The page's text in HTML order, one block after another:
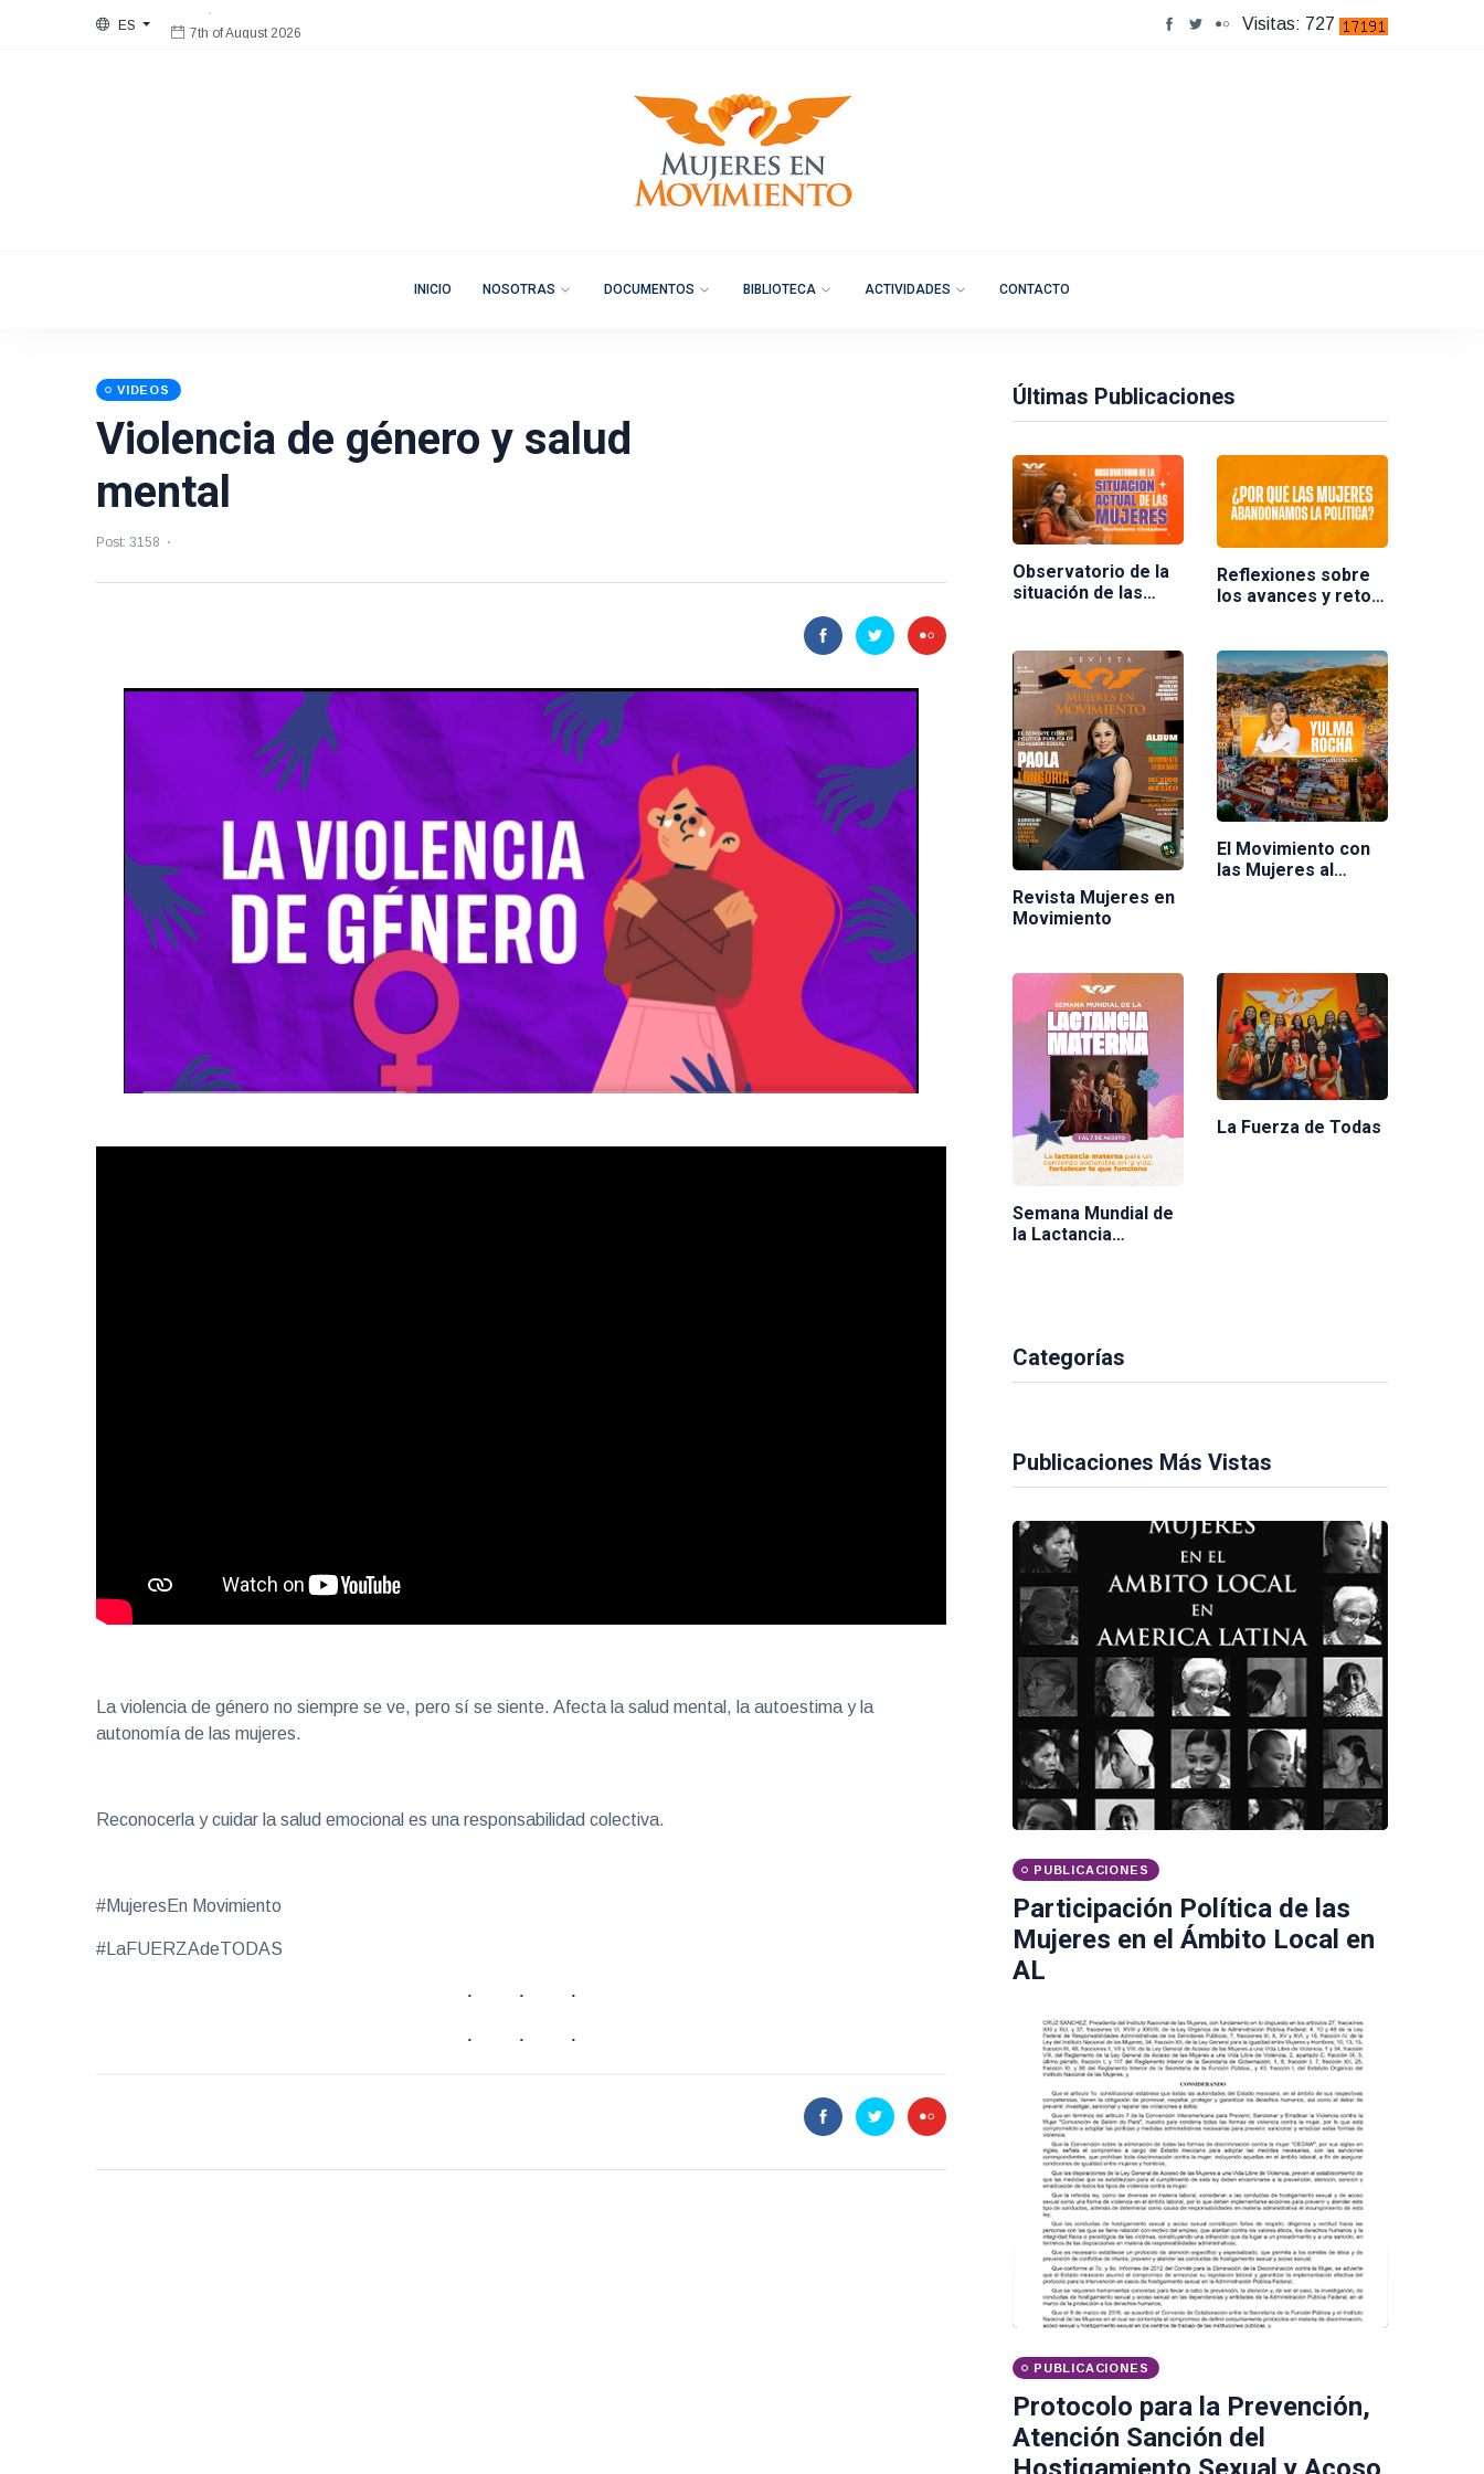
ES
7th of August 2026
Visitas: 727
INICIO NOSOTRAS DOCUMENTOS BIBLIOTECA ACTIVIDADES CONTACTO
VIDEOS
Violencia de género y salud
mental
Post: 3158
La violencia de género no siempre se ve, pero sí se siente. Afecta la salud mental, la autoestima y la
autonomía de las mujeres.
Reconocerla y cuidar la salud emocional es una responsabilidad colectiva.
#MujeresEn Movimiento
#LaFUERZAdeTODAS
Últimas Publicaciones
Observatorio de la
situación de las
Ciudadano
Reflexiones sobre
los avances y retos
Ponente Nuria
Varela
Revista Mujeres en
Movimiento
El Movimiento con
las Mujeres al
Semana Mundial de
la Lactancia
La Fuerza de Todas
Categorías
Publicaciones Más Vistas
PUBLICACIONES
Participación Política de las
Mujeres en el Ámbito Local en
AL
PUBLICACIONES
Protocolo para la Prevención,
Atención Sanción del